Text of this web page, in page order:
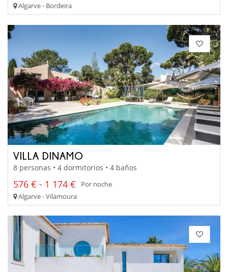
Algarve - Bordeira
VILLA DINAMO
8 personas • 4 dormitorios • 4 baños
576 € - 1 174 €
Por noche
Algarve - Vilamoura